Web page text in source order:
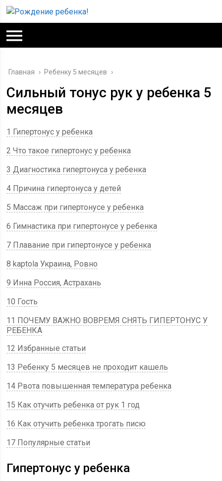
Главная › Ребенку 5 месяцев ›
Сильный тонус рук у ребенка 5
месяцев
1 Гипертонус у ребенка
2 Что такое гипертонус у ребенка
3 Диагностика гипертонуса у ребенка
4 Причина гипертонуса у детей
5 Массаж при гипертонусе у ребенка
6 Гимнастика при гипертонусе у ребенка
7 Плавание при гипертонусе у ребенка
8 kaptola Украина, Ровно
9 Инна Россия, Астрахань
10 Гость
11 ПОЧЕМУ ВАЖНО ВОВРЕМЯ СНЯТЬ ГИПЕРТОНУС У
РЕБЕНКА
12 Избранные статьи
13 Ребенку 5 месяцев не проходит кашель
14 Рвота повышенная температура ребенка
15 Как отучить ребенка от рук 1 год
16 Как отучить ребенка трогать писю
17 Популярные статьи
Гипертонус у ребенка